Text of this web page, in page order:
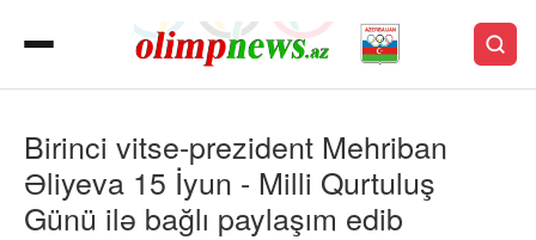
Birinci vitse-prezident Mehriban
Əliyeva 15 İyun - Milli Qurtuluş
Günü ilə bağlı paylaşım edib